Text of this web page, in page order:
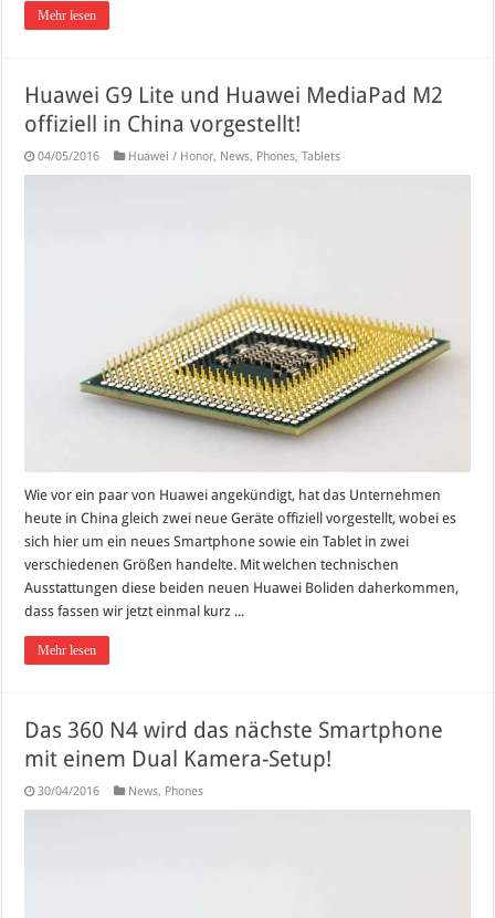
Mehr lesen
Huawei G9 Lite und Huawei MediaPad M2
offiziell in China vorgestellt!
04/05/2016 Huawei / Honor, News, Phones,Tablets
Wie vor ein paar von Huawei angekündigt, hat das Unternehmen
heute in China gleich zwei neue Geräte offiziell vorgestellt, wobei es
sich hier um ein neues Smartphone sowie ein Tablet in zwei
verschiedenen Größen handelte. Mit welchen technischen
Ausstattungen diese beiden neuen Huawei Boliden daherkommen,
dass fassen wir jetzt einmal kurz ...
Mehr lesen
Das 360 N4 wird das nächste Smartphone
mit einem Dual Kamera-Setup!
30/04/2016 News, Phones